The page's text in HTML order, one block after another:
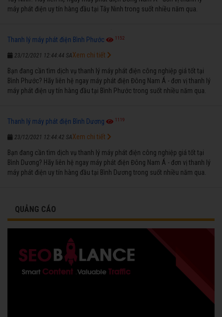
máy phát điện uy tín hàng đầu tại Tây Ninh trong suốt nhiều năm qua.
Thanh lý máy phát điện Bình Phước 1152
23/12/2021 12:44:44 SA
Bạn đang cần tìm dịch vụ thanh lý máy phát điện công nghiệp giá tốt tại
Bình Phước? Hãy liên hệ ngay máy phát điện Đông Nam Á - đơn vị thanh lý
máy phát điện uy tín hàng đầu tại Bình Phước trong suốt nhiều năm qua.
Xem chi tiết
Thanh lý máy phát điện Bình Dương 1119
23/12/2021 12:44:42 SA
Bạn đang cần tìm dịch vụ thanh lý máy phát điện công nghiệp giá tốt tại
Bình Dương? Hãy liên hệ ngay máy phát điện Đông Nam Á - đơn vị thanh lý
máy phát điện uy tín hàng đầu tại Bình Dương trong suốt nhiều năm qua.
Xem chi tiết
QUẢNG CÁO